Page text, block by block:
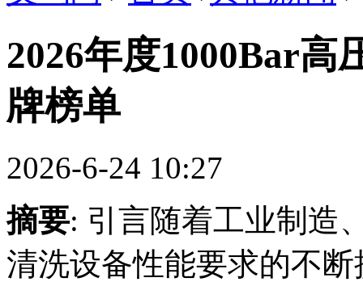
2026年度1000Bar高
牌榜单
2026-6-24 10:27
摘要: 引言随着工业制造
清洗设备性能要求的不